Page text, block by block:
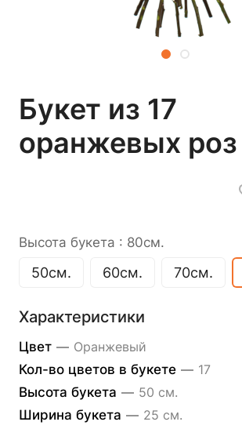
Букет из 17
оранжевых роз
Высота букета : 80см.
50см. 60см. 70см.
Характеристики
Цвет — Оранжевый
Кол-во цветов в букете — 17
Высота букета — 50 см.
Ширина букета — 25 см.